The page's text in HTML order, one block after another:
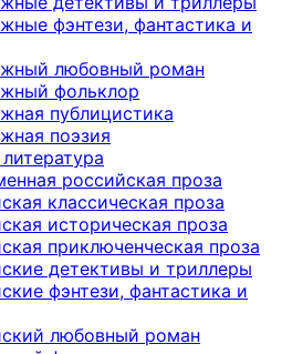
фэнтези, фантастика и
любовный роман
фольклор
публицистика
поэзия
российская проза
классическая проза
историческая проза
приключенческая проза
детективы и триллеры
фэнтези, фантастика и
любовный роман